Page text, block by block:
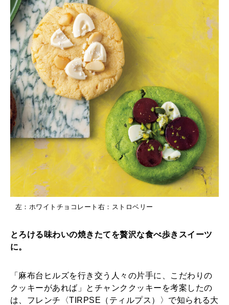
左：ホワイトチョコレート右：ストロベリー
とろける味わいの焼きたてを贅沢な食べ歩きスイーツ
に。
「麻布台ヒルズを行き交う人々の片手に、こだわりの
クッキーがあれば」とチャンククッキーを考案したの
は、フレンチ〈TIRPSE（ティルプス）〉で知られる大